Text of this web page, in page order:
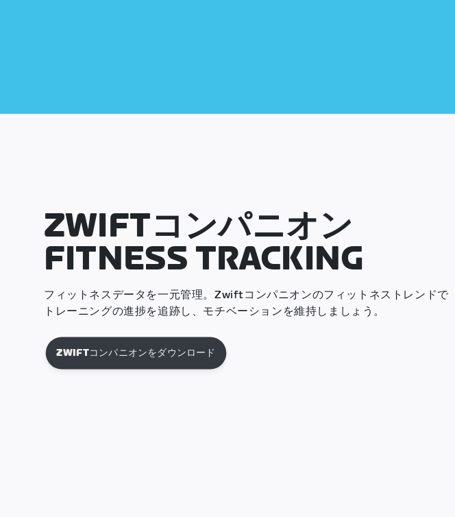
ZWIFTコンパニオン
FITNESS TRACKING
フィットネスデータを一元管理。Zwiftコンパニオンのフィットネストレンドで
トレーニングの進捗を追跡し、モチベーションを維持しましょう。
ZWIFTコンパニオンをダウンロード